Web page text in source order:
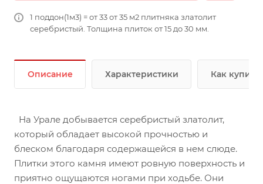
1 поддон(1м3) = от 33 от 35 м2 плитняка златолит
серебристый. Толщина плиток от 15 до 30 мм.
Описание Характеристики Как купить
На Урале добывается серебристый златолит,
который обладает высокой прочностью и
блеском благодаря содержащейся в нем слюде.
Плитки этого камня имеют ровную поверхность и
приятно ощущаются ногами при ходьбе. Они